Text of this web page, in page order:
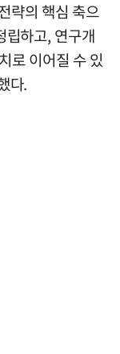
략의 핵심 축으
립하고, 연구개
로 이어질 수 있
다.